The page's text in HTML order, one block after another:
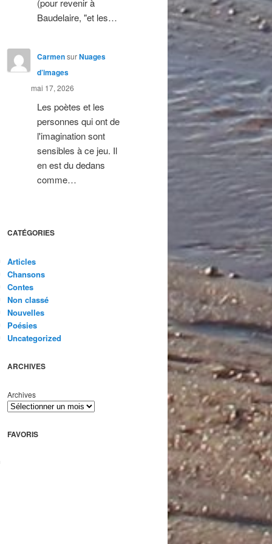
(pour revenir à
Baudelaire, "et les…
CarmensurNuages
d’images
mai 17, 2026
Les poètes et les
personnes qui ont de
l'imagination sont
sensibles à ce jeu. Il
en est du dedans
comme…
CATÉGORIES
Articles
Chansons
Contes
Non classé
Nouvelles
Poésies
Uncategorized
ARCHIVES
Archives
FAVORIS